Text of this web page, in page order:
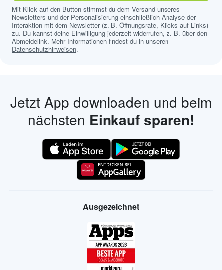
Mit Klick auf den Button stimmst du dem Versand unseres
Newsletters und der Personalisierung einschließlich Analyse der
Interaktion mit dem Newsletter (z. B. Öffnungsrate, Klicks auf Links)
zu. Du kannst deine Einwilligung jederzeit widerrufen, z. B. über den
Abmeldelink. Mehr Informationen findest du in unseren
Datenschutzhinweisen.
Jetzt App downloaden und beim
nächsten Einkauf sparen!
Ausgezeichnet